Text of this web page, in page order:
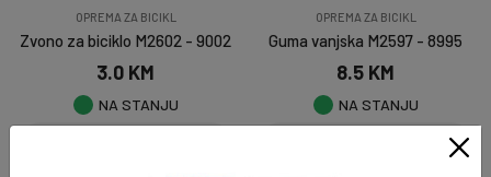
OPREMA ZA BICIKL
Zvono za biciklo M2602 - 9002
3.0 KM
NA STANJU
OPREMA ZA BICIKL
Guma vanjska M2597 - 8995
8.5 KM
NA STANJU